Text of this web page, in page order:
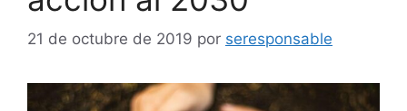
21 de octubre de 2019 por seresponsable